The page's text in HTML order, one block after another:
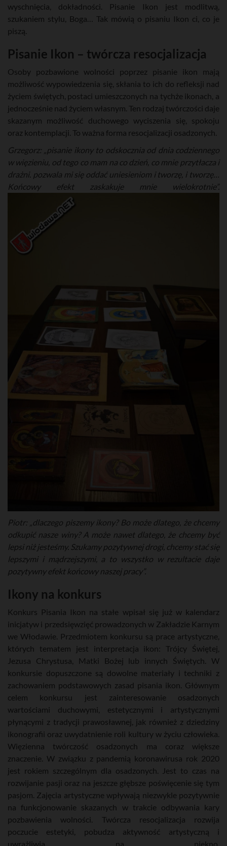
wyschnięcia, dokładności. Pisanie Ikon jest modlitwą,
szukaniem stylu, Boga… Tak mówią o pisaniu Ikon ci, co je
piszą.
Pisanie Ikon – twórcza resocjalizacja
Osoby pozbawione wolności poprzez pisanie ikon mają
możliwość wypowiedzenia się, skłania to ich do refleksji nad
życiem świętych, postaci umieszczonych na tychże ikonach, a
jednocześnie nad życiem własnym. Ten rodzaj twórczości daje
skazanym możliwość duchowego wyciszenia się, spokoju
oraz kontemplacji. To ważna forma resocjalizacji osadzonych.
Grzegorz: „pisanie ikony to odskocznia od dnia codziennego
w więzieniu, od tego co mam na co dzień, co mnie przytłacza i
drażni. pozwala mi się oddać uniesieniom i tworzę, i tworzę…
Końcowy efekt zaskakuje mnie wielokrotnie”.
Piotr: „dlaczego piszemy ikony? Bo może dlatego, że chcemy
odkupić nasze winy? A może nawet dlatego, że chcemy być
lepsi niż jesteśmy. Szukamy pozytywnej drogi, chcemy stać się
lepszymi i mądrzejszymi, a to wszystko w rezultacie daje
pozytywny efekt końcowy naszej pracy”.
Ikony na konkurs
Konkurs Pisania Ikon na stałe wpisał się już w kalendarz
inicjatyw i przedsięwzięć prowadzonych w Zakładzie Karnym
we Włodawie. Przedmiotem konkursu są prace artystyczne,
których tematem jest interpretacja ikon: Trójcy Świętej,
Jezusa Chrystusa, Matki Bożej lub innych Świętych. W
konkursie dopuszczone są dowolne materiały i techniki z
zachowaniem podstawowych zasad pisania ikon. Głównym
celem konkursu jest zainteresowanie osadzonych
wartościami duchowymi, estetycznymi i artystycznymi
płynącymi z tradycji prawosławnej, jak również z dziedziny
ikonografii oraz uwydatnienie roli kultury w życiu człowieka.
Więzienna twórczość osadzonych ma coraz większe
znaczenie. W związku z pandemią koronawirusa rok 2020
jest rokiem szczególnym dla osadzonych. Jest to czas na
rozwijanie pasji oraz na jeszcze głębsze poświęcenie się tym
pasjom. Zajęcia artystyczne wpływają niezwykle pozytywnie
na funkcjonowanie skazanych w trakcie odbywania kary
pozbawienia wolności. Twórcza resocjalizacja rozwija
poczucie estetyki, pobudza aktywność artystyczną i
uwrażliwia na piękno.